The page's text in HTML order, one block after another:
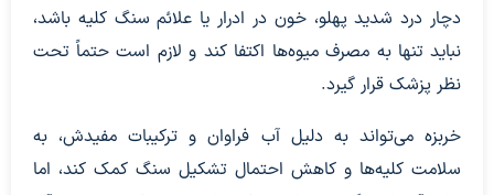
دچار درد شدید پهلو، خون در ادرار یا علائم سنگ کلیه باشد،
نباید تنها به مصرف میوه‌ها اکتفا کند و لازم است حتماً تحت
نظر پزشک قرار گیرد.
خربزه می‌تواند به دلیل آب فراوان و ترکیبات مفیدش، به
سلامت کلیه‌ها و کاهش احتمال تشکیل سنگ کمک کند، اما